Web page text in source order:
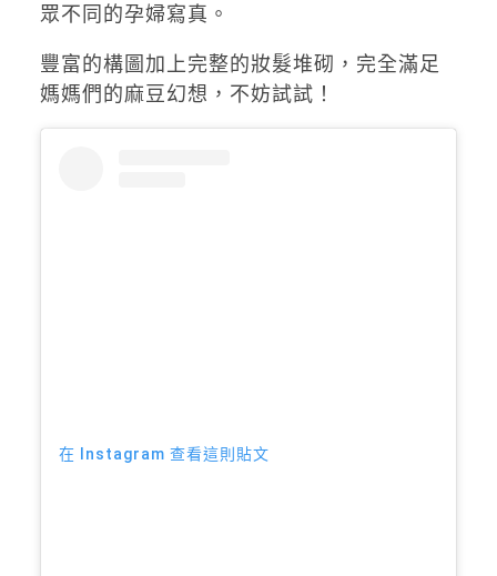
眾不同的孕婦寫真。
豐富的構圖加上完整的妝髮堆砌，完全滿足
媽媽們的麻豆幻想，不妨試試！
在 Instagram 查看這則貼文